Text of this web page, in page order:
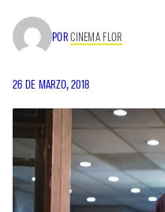
PORCINEMA FLOR
26 DE MARZO, 2018